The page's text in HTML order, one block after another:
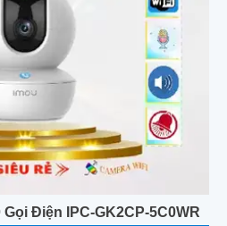
Điện IPC-GK2CP-5C0WR